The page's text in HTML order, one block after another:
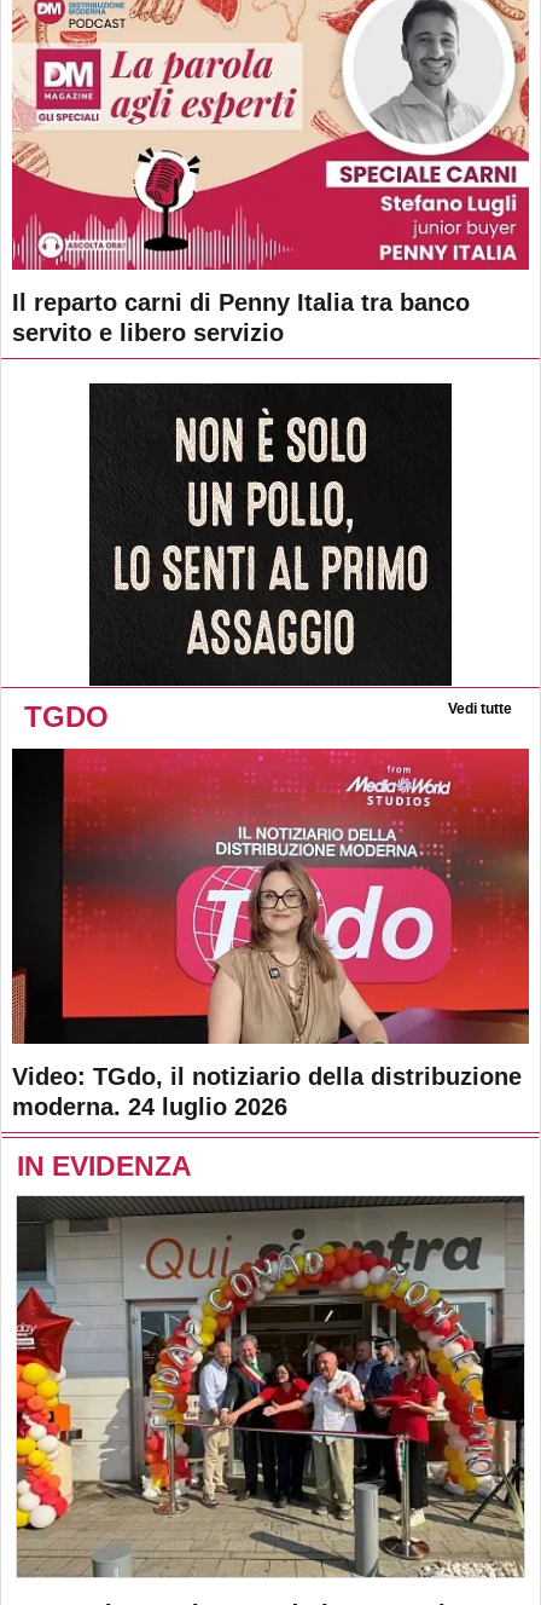
Il reparto carni di Penny Italia tra banco
servito e libero servizio
TGDO Vedi tutte
Video: TGdo, il notiziario della distribuzione
moderna. 24 luglio 2026
IN EVIDENZA